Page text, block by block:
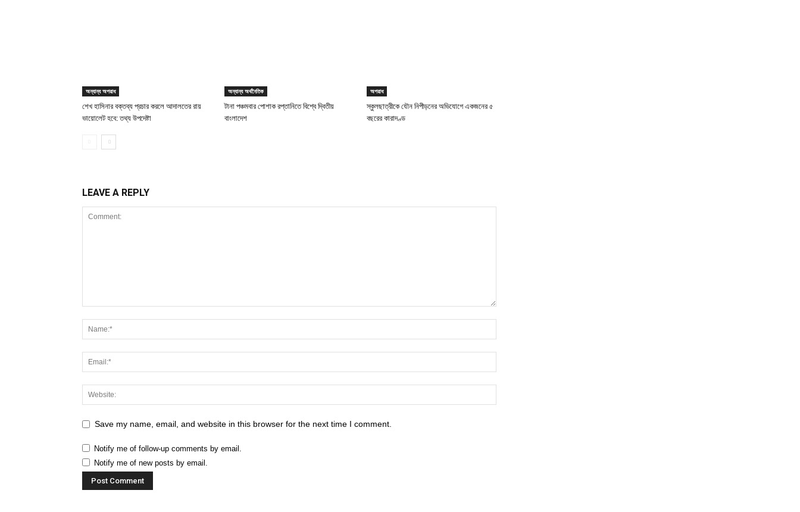
অন্যান্য অপরাধ
শেখ হাসিনার বক্তব্য প্রচার করলে আদালতের রায়
ভায়োলেট হবে: তথ্য উপদেষ্টা
অন্যান্য অর্থনৈতিক
টানা পঞ্চমবার পোশাক রপ্তানিতে বিশ্বে দ্বিতীয়
বাংলাদেশ
অপরাধ
স্কুলছাত্রীকে যৌন নিপীড়নের অভিযোগে একজনের ৫
বছরের কারাদণ্ড
LEAVE A REPLY
Save my name, email, and website in this browser for the next time I comment.
Notify me of follow-up comments by email.
Notify me of new posts by email.